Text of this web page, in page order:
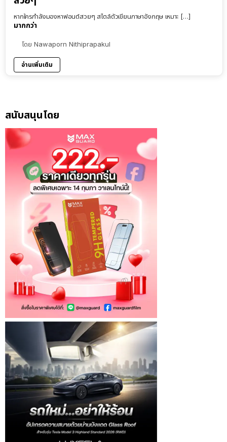
หากใครกำลังมองหาฟอนต์สวยๆ สไตล์ตัวเขียนภาษาอังกฤษ เหมาะ […]
มากกว่า
โดย Nawaporn Nithiprapakul
อ่านเพิ่มเติม
สนับสนุนโดย